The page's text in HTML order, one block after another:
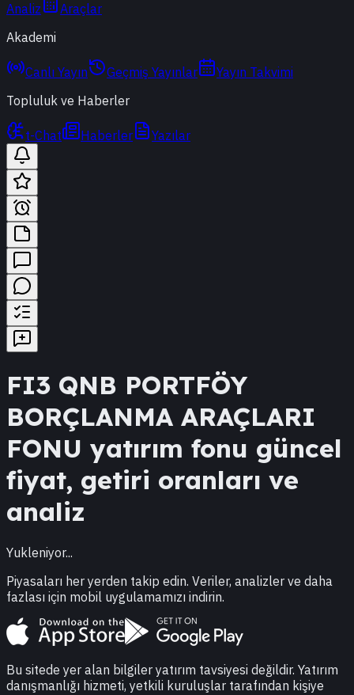
Analiz
Araçlar
Akademi
Canlı Yayın Geçmiş Yayınlar
Yayın Takvimi
Topluluk ve Haberler
t-Chat Haberler Yazılar
FI3 QNB PORTFÖY
BORÇLANMA ARAÇLARI
FONU yatırım fonu güncel
fiyat, getiri oranları ve
analiz
Yukleniyor...
Piyasaları her yerden takip edin. Veriler, analizler ve daha
fazlası için mobil uygulamamızı indirin.
Bu sitede yer alan bilgiler yatırım tavsiyesi değildir. Yatırım
danışmanlığı hizmeti, yetkili kuruluşlar tarafından kişiye